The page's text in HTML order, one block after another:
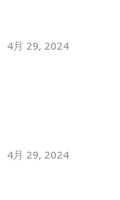
4月 29, 2024
4月 29, 2024